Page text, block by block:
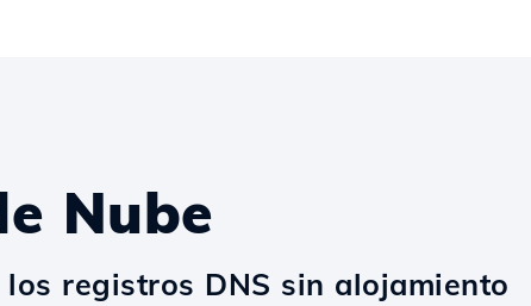
Nube
los registros DNS sin alojamiento